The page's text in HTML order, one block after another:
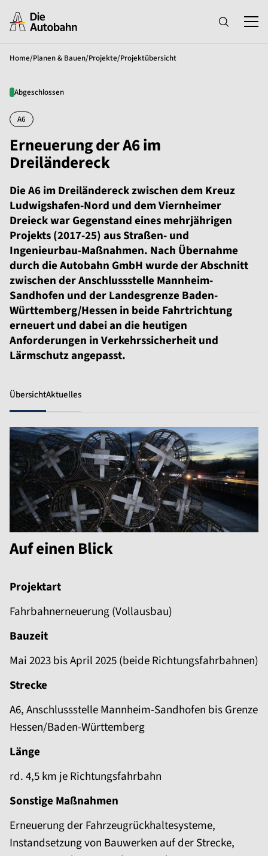
Home/Planen & Bauen/Projekte/Projektübersicht
Abgeschlossen
A6
Erneuerung der A6 im
Dreiländereck
Die A6 im Dreiländereck zwischen dem Kreuz
Ludwigshafen-Nord und dem Viernheimer
Dreieck war Gegenstand eines mehrjährigen
Projekts (2017-25) aus Straßen- und
Ingenieurbau-Maßnahmen. Nach Übernahme
durch die Autobahn GmbH wurde der Abschnitt
zwischen der Anschlussstelle Mannheim-
Sandhofen und der Landesgrenze Baden-
Württemberg/Hessen in beide Fahrtrichtung
erneuert und dabei an die heutigen
Anforderungen in Verkehrssicherheit und
Lärmschutz angepasst.
ÜbersichtAktuelles
Auf einen Blick
Projektart
Fahrbahnerneuerung (Vollausbau)
Bauzeit
Mai 2023 bis April 2025 (beide Richtungsfahrbahnen)
Strecke
A6, Anschlussstelle Mannheim-Sandhofen bis Grenze
Hessen/Baden-Württemberg
Länge
rd. 4,5 km je Richtungsfahrbahn
Sonstige Maßnahmen
Erneuerung der Fahrzeugrückhaltesysteme,
Instandsetzung von Bauwerken auf der Strecke,